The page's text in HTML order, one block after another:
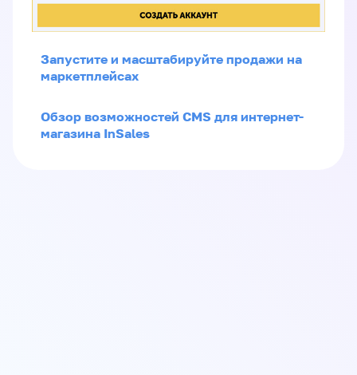
Запустите и масштабируйте продажи на
маркетплейсах
Обзор возможностей CMS для интернет-
магазина InSales